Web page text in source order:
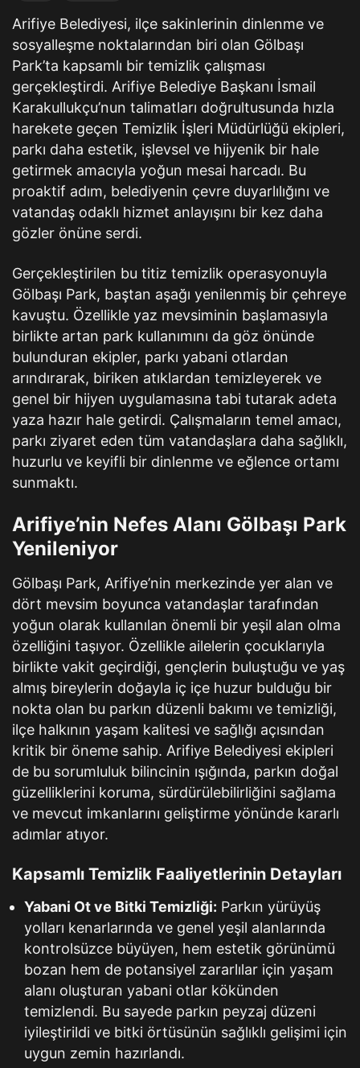
Arifiye Belediyesi, ilçe sakinlerinin dinlenme ve
sosyalleşme noktalarından biri olan Gölbaşı
Park’ta kapsamlı bir temizlik çalışması
gerçekleştirdi. Arifiye Belediye Başkanı İsmail
Karakullukçu’nun talimatları doğrultusunda hızla
harekete geçen Temizlik İşleri Müdürlüğü ekipleri,
parkı daha estetik, işlevsel ve hijyenik bir hale
getirmek amacıyla yoğun mesai harcadı. Bu
proaktif adım, belediyenin çevre duyarlılığını ve
vatandaş odaklı hizmet anlayışını bir kez daha
gözler önüne serdi.
Gerçekleştirilen bu titiz temizlik operasyonuyla
Gölbaşı Park, baştan aşağı yenilenmiş bir çehreye
kavuştu. Özellikle yaz mevsiminin başlamasıyla
birlikte artan park kullanımını da göz önünde
bulunduran ekipler, parkı yabani otlardan
arındırarak, biriken atıklardan temizleyerek ve
genel bir hijyen uygulamasına tabi tutarak adeta
yaza hazır hale getirdi. Çalışmaların temel amacı,
parkı ziyaret eden tüm vatandaşlara daha sağlıklı,
huzurlu ve keyifli bir dinlenme ve eğlence ortamı
sunmaktı.
Arifiye’nin Nefes Alanı Gölbaşı Park
Yenileniyor
Gölbaşı Park, Arifiye’nin merkezinde yer alan ve
dört mevsim boyunca vatandaşlar tarafından
yoğun olarak kullanılan önemli bir yeşil alan olma
özelliğini taşıyor. Özellikle ailelerin çocuklarıyla
birlikte vakit geçirdiği, gençlerin buluştuğu ve yaş
almış bireylerin doğayla iç içe huzur bulduğu bir
nokta olan bu parkın düzenli bakımı ve temizliği,
ilçe halkının yaşam kalitesi ve sağlığı açısından
kritik bir öneme sahip. Arifiye Belediyesi ekipleri
de bu sorumluluk bilincinin ışığında, parkın doğal
güzelliklerini koruma, sürdürülebilirliğini sağlama
ve mevcut imkanlarını geliştirme yönünde kararlı
adımlar atıyor.
Kapsamlı Temizlik Faaliyetlerinin Detayları
Yabani Ot ve Bitki Temizliği: Parkın yürüyüş
yolları kenarlarında ve genel yeşil alanlarında
kontrolsüzce büyüyen, hem estetik görünümü
bozan hem de potansiyel zararlılar için yaşam
alanı oluşturan yabani otlar kökünden
temizlendi. Bu sayede parkın peyzaj düzeni
iyileştirildi ve bitki örtüsünün sağlıklı gelişimi için
uygun zemin hazırlandı.